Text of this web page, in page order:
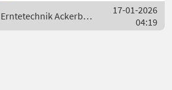
Anhängekupplung Anzeige
Kornqualität Arbeitsbreite:
Erntetechnik Ackerbau
/ Claas
17-01-2026
04:19